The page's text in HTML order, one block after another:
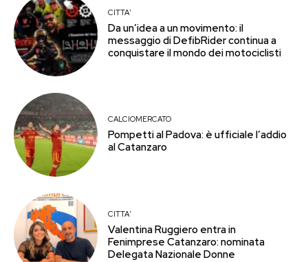
CITTA'
Da un’idea a un movimento: il
messaggio di DefibRider continua a
conquistare il mondo dei motociclisti
CALCIOMERCATO
Pompetti al Padova: è ufficiale l’addio
al Catanzaro
CITTA'
Valentina Ruggiero entra in
Fenimprese Catanzaro: nominata
Delegata Nazionale Donne